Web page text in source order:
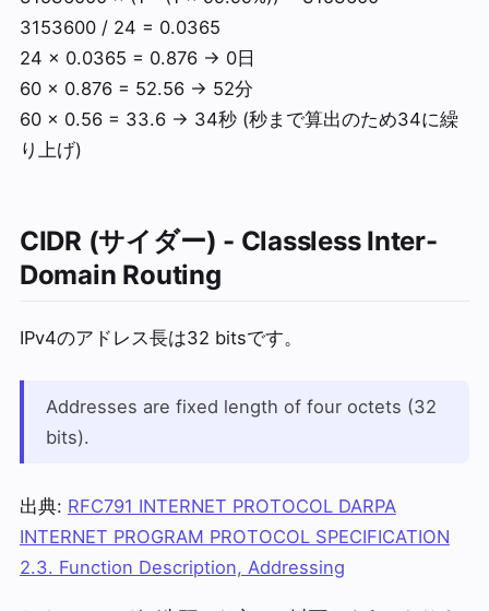
3153600 / 24 = 0.0365
24 × 0.0365 = 0.876 → 0日
60 × 0.876 = 52.56 → 52分
60 × 0.56 = 33.6 → 34秒 (秒まで算出のため34に繰
り上げ)
CIDR (サイダー) - Classless Inter-
Domain Routing
IPv4のアドレス長は32 bitsです。
Addresses are fixed length of four octets (32
bits).
出典: RFC791 INTERNET PROTOCOL DARPA
INTERNET PROGRAM PROTOCOL SPECIFICATION
2.3. Function Description, Addressing